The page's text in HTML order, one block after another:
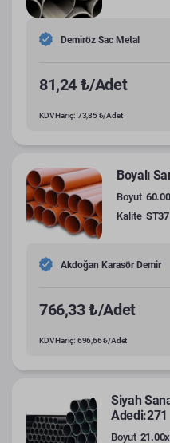
Demiröz Sac Metal
81,24 ₺/Adet
KDV Hariç: 73,85 ₺/Adet
Boyalı
Boyut
Kalite ST37
Akdoğan Karasör Demir
766,33 ₺/Adet
KDV Hariç: 696,66 ₺/Adet
Siyah
Adedi:271
Boyut